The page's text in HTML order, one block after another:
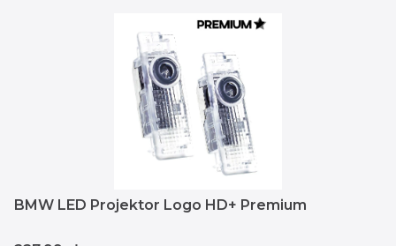
BMW LED Projektor Logo HD+ Premium